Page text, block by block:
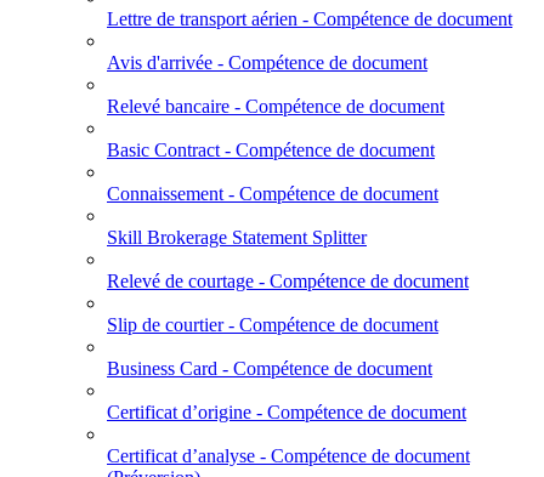
Lettre de transport aérien - Compétence de document
Avis d'arrivée - Compétence de document
Relevé bancaire - Compétence de document
Basic Contract - Compétence de document
Connaissement - Compétence de document
Skill Brokerage Statement Splitter
Relevé de courtage - Compétence de document
Slip de courtier - Compétence de document
Business Card - Compétence de document
Certificat d’origine - Compétence de document
Certificat d’analyse - Compétence de document